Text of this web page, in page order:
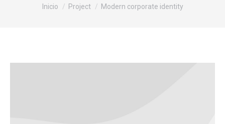
Inicio Project Modern corporate identity